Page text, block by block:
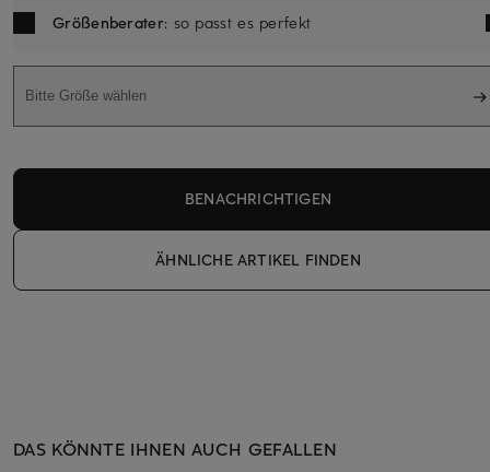
Größenberater: so passt es perfekt
Bitte Größe wählen
BENACHRICHTIGEN
ÄHNLICHE ARTIKEL FINDEN
DAS KÖNNTE IHNEN AUCH GEFALLEN